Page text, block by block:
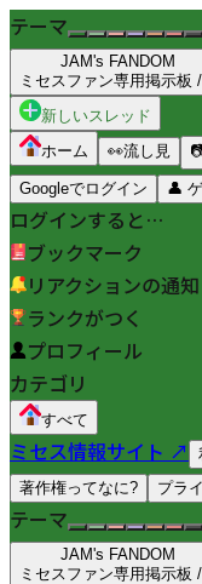
テーマ
JAM's FANDOM
ミセスファン専用掲示板
新しいスレッド
ホーム
👀流し見
Googleでログイン 👤
ログインすると…
ブックマーク
リアクションの通知
ランクがつく
プロフィール
カテゴリ
すべて
ミセス情報サイト ↗
著作権ってなに?
プラ
テーマ
JAM's FANDOM
ミセスファン専用掲示板